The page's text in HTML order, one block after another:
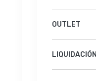
OUTLET
LIQUIDACIÓN